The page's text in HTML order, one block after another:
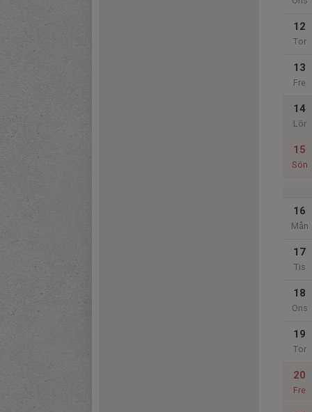
12
Tor
13
Fre
14
Lör
15
Sön
16
Mån
17
Tis
18
Ons
19
Tor
20
Fre